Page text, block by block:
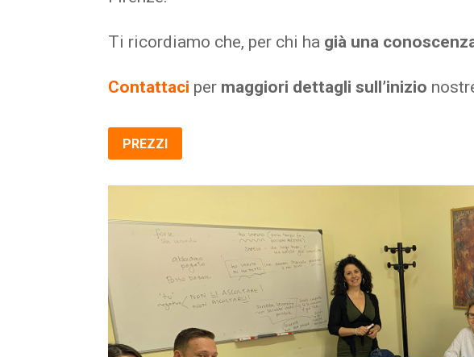
Ti ricordiamo che, per chi ha già una
Contattaci per maggiori dettagli sull’inizio
PREZZI